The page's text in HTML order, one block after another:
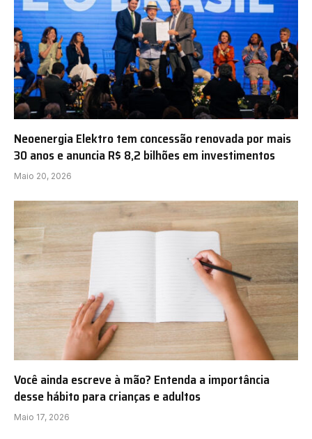
Neoenergia Elektro tem concessão renovada por mais
30 anos e anuncia R$ 8,2 bilhões em investimentos
Maio 20, 2026
Você ainda escreve à mão? Entenda a importância
desse hábito para crianças e adultos
Maio 17, 2026